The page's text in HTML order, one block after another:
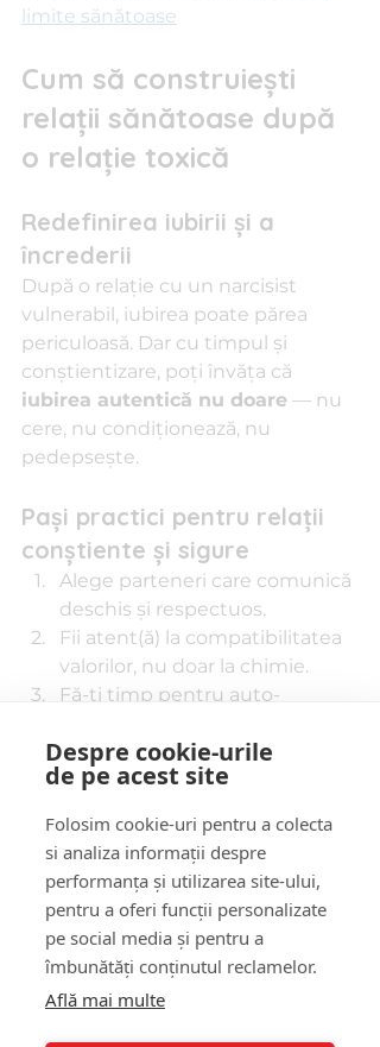
Despre cookie-urile
de pe acest site
Folosim cookie-uri pentru a colecta
si analiza informații despre
performanța și utilizarea site-ului,
pentru a oferi funcții personalizate
pe social media și pentru a
îmbunătăți conținutul reclamelor.
Află mai multe
limite sănătoase
Cum să construiești
relații sănătoase după
o relație toxică
Redefinirea iubirii și a
încrederii
După o relație cu un narcisist
vulnerabil, iubirea poate părea
periculoasă. Dar cu timpul și
conștientizare, poți învăța că
iubirea autentică nu doare — nu
cere, nu condiționează, nu
pedepsește.
Pași practici pentru relații
conștiente și sigure
Alege parteneri care comunică
deschis și respectuos.
Fii atent(ă) la compatibilitatea
valorilor, nu doar la chimie.
Fă-ți timp pentru auto-
Exersează vulnerabilitatea într-
un mod sigur, cu oameni care
❤️ Vrei să înveți mai multe despre
cum să construiești o relație
sănătoasă?
👉 Ghid practic pentru relații
sănătoase